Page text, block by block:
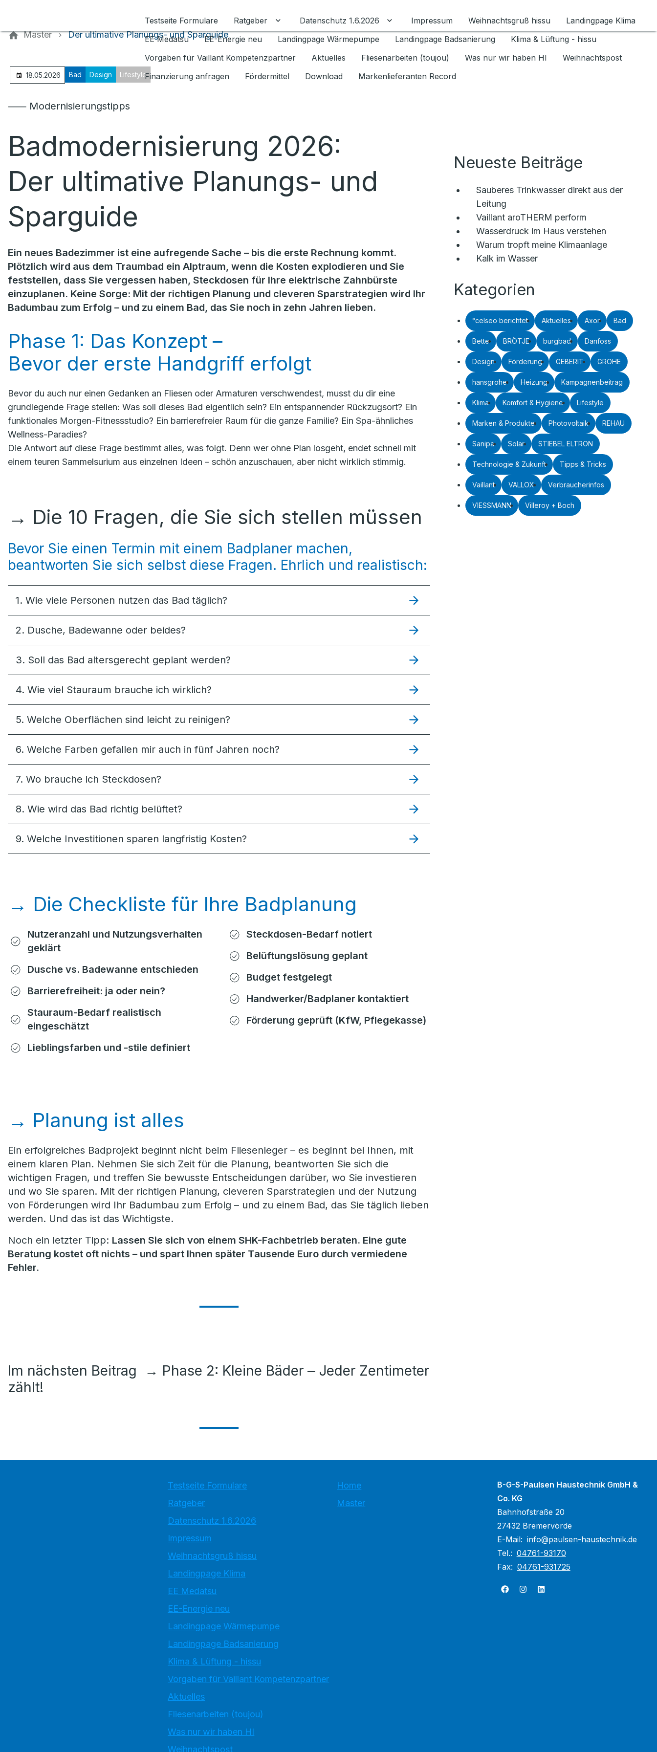
Testseite Formulare
Ratgeber Untermenü für Ratgeber umschalten
Datenschutz 1.6.2026 Untermenü für Datenschutz 1.6.2026 umschalten
Impressum Weihnachtsgruß hissu
Landingpage Klima
EE Medatsu
EE-Energie neu Landingpage Wärmepumpe Landingpage Badsanierung
Klima & Lüftung - hissu
Vorgaben für Vaillant Kompetenzpartner
Aktuelles Fliesenarbeiten (toujou) Was nur wir haben HI
Weihnachtspost
Finanzierung anfragen
Fördermittel Download Markenlieferanten Record
Master Der ultimative Planungs- und Sparguide
18.05.2026 Bad Design Lifestyle
⸺ Modernisierungstipps
Badmodernisierung 2026:
Der ultimative Planungs- und
Sparguide
Ein neues Badezimmer ist eine aufregende Sache – bis die erste Rechnung kommt.
Plötzlich wird aus dem Traumbad ein Alptraum, wenn die Kosten explodieren und Sie
feststellen, dass Sie vergessen haben, Steckdosen für Ihre elektrische Zahnbürste
einzuplanen. Keine Sorge: Mit der richtigen Planung und cleveren Sparstrategien wird Ihr
Badumbau zum Erfolg – und zu einem Bad, das Sie noch in zehn Jahren lieben.
Phase 1: Das Konzept –
Bevor der erste Handgriff erfolgt
Bevor du auch nur einen Gedanken an Fliesen oder Armaturen verschwendest, musst du dir eine
grundlegende Frage stellen: Was soll dieses Bad eigentlich sein? Ein entspannender Rückzugsort? Ein
funktionales Morgen-Fitnessstudio? Ein barrierefreier Raum für die ganze Familie? Ein Spa-ähnliches
Wellness-Paradies?
Die Antwort auf diese Frage bestimmt alles, was folgt. Denn wer ohne Plan losgeht, endet schnell mit
einem teuren Sammelsurium aus einzelnen Ideen – schön anzuschauen, aber nicht wirklich stimmig.
→ Die 10 Fragen, die Sie sich stellen müssen
Bevor Sie einen Termin mit einem Badplaner machen,
beantworten Sie sich selbst diese Fragen. Ehrlich und realistisch:
1. Wie viele Personen nutzen das Bad täglich?
2. Dusche, Badewanne oder beides?
3. Soll das Bad altersgerecht geplant werden?
4. Wie viel Stauraum brauche ich wirklich?
5. Welche Oberflächen sind leicht zu reinigen?
6. Welche Farben gefallen mir auch in fünf Jahren noch?
7. Wo brauche ich Steckdosen?
8. Wie wird das Bad richtig belüftet?
9. Welche Investitionen sparen langfristig Kosten?
→ Die Checkliste für Ihre Badplanung
Nutzeranzahl und Nutzungsverhalten
geklärt
Dusche vs. Badewanne entschieden
Barrierefreiheit: ja oder nein?
Stauraum-Bedarf realistisch
eingeschätzt
Lieblingsfarben und -stile definiert
Steckdosen-Bedarf notiert
Belüftungslösung geplant
Budget festgelegt
Handwerker/Badplaner kontaktiert
Förderung geprüft (KfW, Pflegekasse)
→ Planung ist alles
Ein erfolgreiches Badprojekt beginnt nicht beim Fliesenleger – es beginnt bei Ihnen, mit
einem klaren Plan. Nehmen Sie sich Zeit für die Planung, beantworten Sie sich die
wichtigen Fragen, und treffen Sie bewusste Entscheidungen darüber, wo Sie investieren
und wo Sie sparen. Mit der richtigen Planung, cleveren Sparstrategien und der Nutzung
von Förderungen wird Ihr Badumbau zum Erfolg – und zu einem Bad, das Sie täglich lieben
werden. Und das ist das Wichtigste.
Noch ein letzter Tipp: Lassen Sie sich von einem SHK-Fachbetrieb beraten. Eine gute
Beratung kostet oft nichts – und spart Ihnen später Tausende Euro durch vermiedene
Fehler.
Im nächsten Beitrag → Phase 2: Kleine Bäder ‒ Jeder Zentimeter
zählt!
Neueste Beiträge
Sauberes Trinkwasser direkt aus der
Leitung
Vaillant aroTHERM perform
Wasserdruck im Haus verstehen
Warum tropft meine Klimaanlage
Kalk im Wasser
Kategorien
°celseo berichtet Aktuelles Axor Bad
Bette BRÖTJE burgbad Danfoss
Design Förderung GEBERIT GROHE
hansgrohe Heizung Kampagnenbeitrag
Klima Komfort & Hygiene Lifestyle
Marken & Produkte Photovoltaik REHAU
Sanipa Solar STIEBEL ELTRON
Technologie & Zukunft Tipps & Tricks
Vaillant VALLOX Verbraucherinfos
VIESSMANN Villeroy + Boch
Testseite Formulare
Ratgeber
Datenschutz 1.6.2026
Impressum
Weihnachtsgruß hissu
Landingpage Klima
EE Medatsu
EE-Energie neu
Landingpage Wärmepumpe
Landingpage Badsanierung
Klima & Lüftung - hissu
Vorgaben für Vaillant Kompetenzpartner
Aktuelles
Fliesenarbeiten (toujou)
Was nur wir haben HI
Weihnachtspost
Home
Master
B-G-S-Paulsen Haustechnik GmbH &
Co. KG
Bahnhofstraße 20
27432 Bremervörde
E-Mail: info@paulsen-haustechnik.de
Tel.: 04761-93170
Fax: 04761-931725